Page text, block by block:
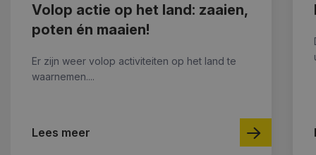
Volop actie op het land: zaaien,
poten én maaien!
Er zijn weer volop activiteiten op het land te
waarnemen....
Lees meer